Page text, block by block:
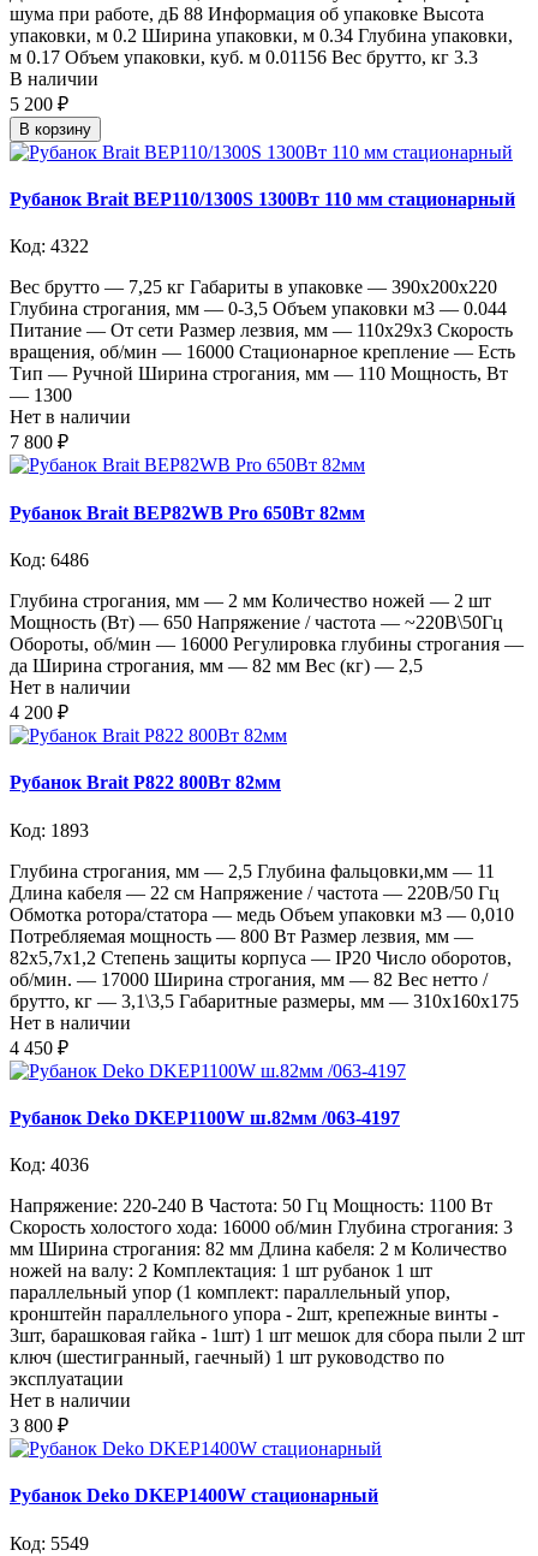
шума при работе, дБ 88 Информация об упаковке Высота
упаковки, м 0.2 Ширина упаковки, м 0.34 Глубина упаковки,
м 0.17 Объем упаковки, куб. м 0.01156 Вес брутто, кг 3.3
В наличии
5 200 ₽
В корзину
Рубанок Brait BEP110/1300S 1300Вт 110 мм стационарный
Код: 4322
Вес брутто — 7,25 кг Габариты в упаковке — 390х200х220
Глубина строгания, мм — 0-3,5 Объем упаковки м3 — 0.044
Питание — От сети Размер лезвия, мм — 110х29х3 Скорость
вращения, об/мин — 16000 Стационарное крепление — Есть
Тип — Ручной Ширина строгания, мм — 110 Мощность, Вт
— 1300
Нет в наличии
7 800 ₽
Рубанок Brait BEP82WB Pro 650Вт 82мм
Код: 6486
Глубина строгания, мм — 2 мм Количество ножей — 2 шт
Мощность (Вт) — 650 Напряжение / частота — ~220В\50Гц
Обороты, об/мин — 16000 Регулировка глубины строгания —
да Ширина строгания, мм — 82 мм Вес (кг) — 2,5
Нет в наличии
4 200 ₽
Рубанок Brait P822 800Вт 82мм
Код: 1893
Глубина строгания, мм — 2,5 Глубина фальцовки,мм — 11
Длина кабеля — 22 см Напряжение / частота — 220В/50 Гц
Обмотка ротора/статора — медь Объем упаковки м3 — 0,010
Потребляемая мощность — 800 Вт Размер лезвия, мм —
82х5,7х1,2 Степень защиты корпуса — IP20 Число оборотов,
об/мин. — 17000 Ширина строгания, мм — 82 Вес нетто /
брутто, кг — 3,1\3,5 Габаритные размеры, мм — 310х160х175
Нет в наличии
4 450 ₽
Рубанок Deko DKEP1100W ш.82мм /063-4197
Код: 4036
Напряжение: 220-240 В Частота: 50 Гц Мощность: 1100 Вт
Скорость холостого хода: 16000 об/мин Глубина строгания: 3
мм Ширина строгания: 82 мм Длина кабеля: 2 м Количество
ножей на валу: 2 Комплектация: 1 шт рубанок 1 шт
параллельный упор (1 комплект: параллельный упор,
кронштейн параллельного упора - 2шт, крепежные винты -
3шт, барашковая гайка - 1шт) 1 шт мешок для сбора пыли 2 шт
ключ (шестигранный, гаечный) 1 шт руководство по
эксплуатации
Нет в наличии
3 800 ₽
Рубанок Deko DKEP1400W стационарный
Код: 5549